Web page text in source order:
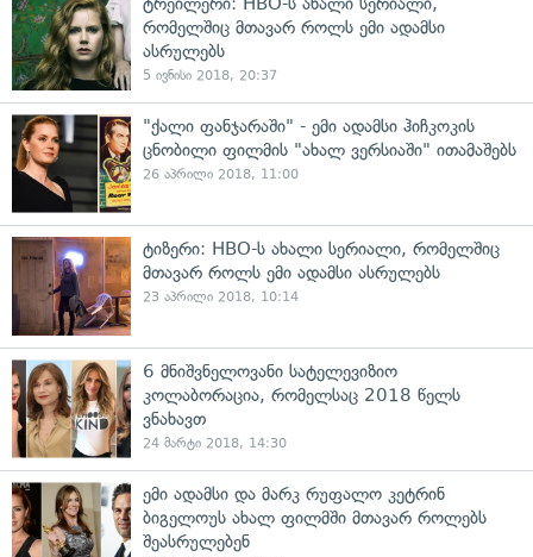
რომელშიც მთავარ როლს ემი ადამსი
ასრულებს
5 ივნისი 2018, 20:37
"ქალი ფანჯარაში" - ემი ადამსი ჰიჩკოკის
ცნობილი ფილმის "ახალ ვერსიაში" ითამაშებს
26 აპრილი 2018, 11:00
ტიზერი: HBO-ს ახალი სერიალი, რომელშიც
მთავარ როლს ემი ადამსი ასრულებს
23 აპრილი 2018, 10:14
6 მნიშვნელოვანი სატელევიზიო
კოლაბორაცია, რომელსაც 2018 წელს
ვნახავთ
24 მარტი 2018, 14:30
ემი ადამსი და მარკ რუფალო კეტრინ
ბიგელოუს ახალ ფილმში მთავარ როლებს
შეასრულებენ